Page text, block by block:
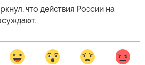
что действия России на